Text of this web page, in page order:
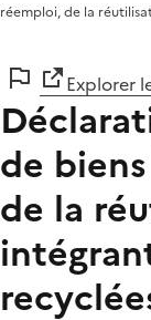
réemploi, de la
Explorer
de
de la